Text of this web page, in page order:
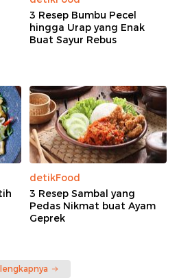
3 Resep Bumbu Pecel
hingga Urap yang Enak
Buat Sayur Rebus
detikFood
3 Resep Sambal yang
Pedas Nikmat buat Ayam
Geprek